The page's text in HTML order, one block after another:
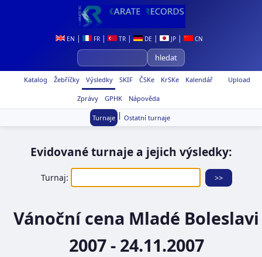
EN | FR | TR | DE | JP | CN
Upload
Katalog Žebříčky Výsledky SKIF ČSKe KrSKe Kalendář
Zprávy GPHK Nápověda
Turnaje | Ostatní turnaje
Evidované turnaje a jejich výsledky:
Turnaj:
Vánoční cena Mladé Boleslavi
2007 - 24.11.2007